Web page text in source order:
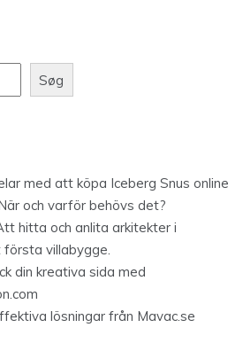
Søg
med att köpa Iceberg Snus online
och varför behövs det?
hitta och anlita arkitekter i
villabygge.
din kreativa sida med
lösningar från Mavac.se